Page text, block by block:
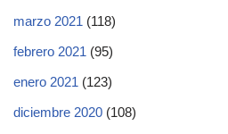
marzo 2021 (118)
febrero 2021 (95)
enero 2021 (123)
diciembre 2020 (108)